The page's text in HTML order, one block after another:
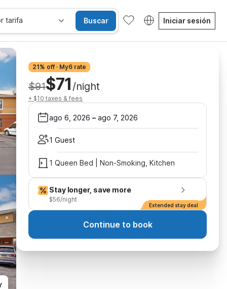
tarifa Buscar Iniciar sesión
21% off · My6 rate
$91$71 /night
+ $10 taxes & fees
ago 6, 2026 – ago 7, 2026
1 Guest
1 Queen Bed | Non-Smoking, Kitchen
Stay longer, save more
$56/night
Extended stay deal
Continue to book